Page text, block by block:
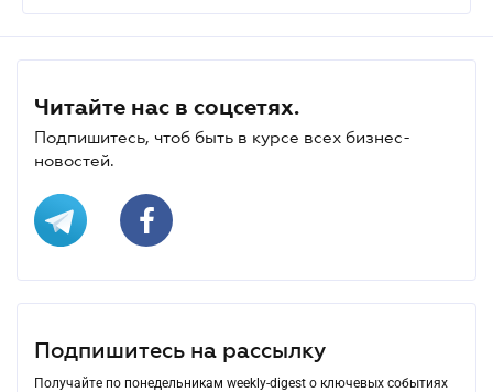
Читайте нас в соцсетях.
Подпишитесь, чтоб быть в курсе всех бизнес-
новостей.
Подпишитесь на рассылку
Получайте по понедельникам weekly-digest о ключевых событиях